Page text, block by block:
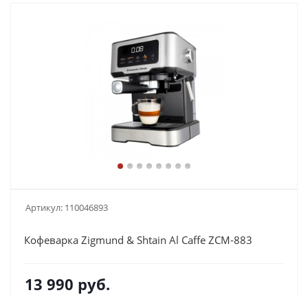
Артикул: 110046893
Кофеварка Zigmund & Shtain Al Caffe ZCM-883
13 990 руб.